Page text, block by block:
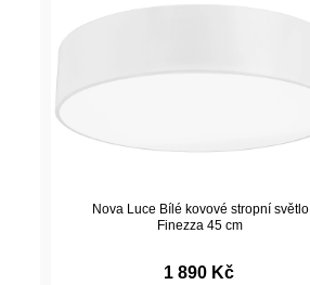
Nova Luce Bílé kovové stropní světlo
Finezza 45 cm
1 890 Kč